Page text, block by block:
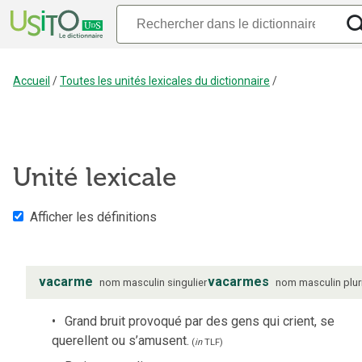
Accueil /Toutes les unités lexicales du dictionnaire /
Unité lexicale
Afficher les définitions
vacarme nom masculin singuliervacarmes nom masculin
Grand bruit provoqué par des gens qui crient, se
querellent ou s’amusent. (inTLF)